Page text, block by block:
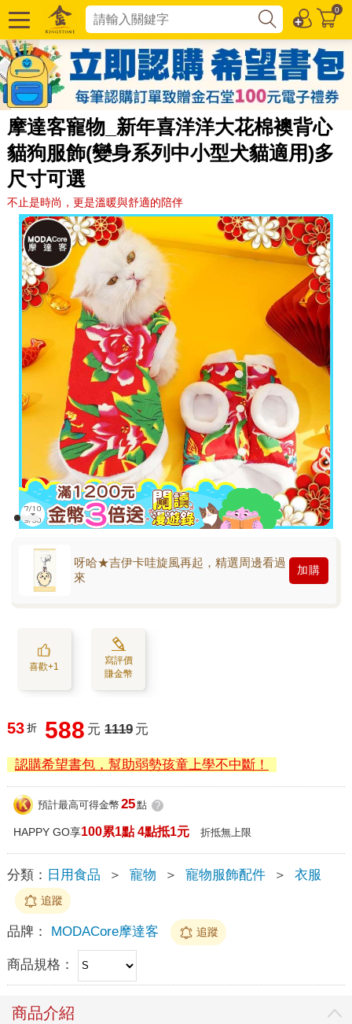
0
摩達客寵物_新年喜洋洋大花棉襖背心
貓狗服飾(變身系列中小型犬貓適用)多
尺寸可選
不止是時尚，更是溫暖與舒適的陪伴
呀哈★吉伊卡哇旋風再起，精選周邊看過
來
加購
喜歡+1
寫評價
賺金幣
53 折 588 元 1119 元
認購希望書包，幫助弱勢孩童上學不中斷！
預計最高可得金幣 25點 ?
HAPPY GO享100累1點 4點抵1元 折抵無上限
分類： 日用食品 ＞ 寵物 ＞ 寵物服飾配件 ＞ 衣服
追蹤
品牌： MODACore摩達客 追蹤
商品規格：
商品介紹